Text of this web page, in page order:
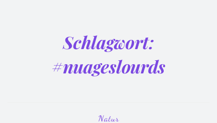
Schlagwort:
#nuageslourds
Natur